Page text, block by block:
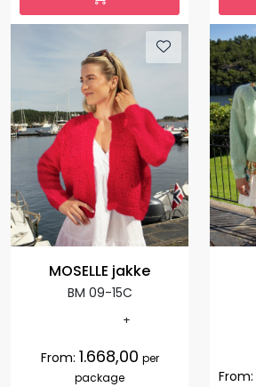
MOSELLE jakke
BM 09-15C
+
From: 1.668,00 per
package
From: